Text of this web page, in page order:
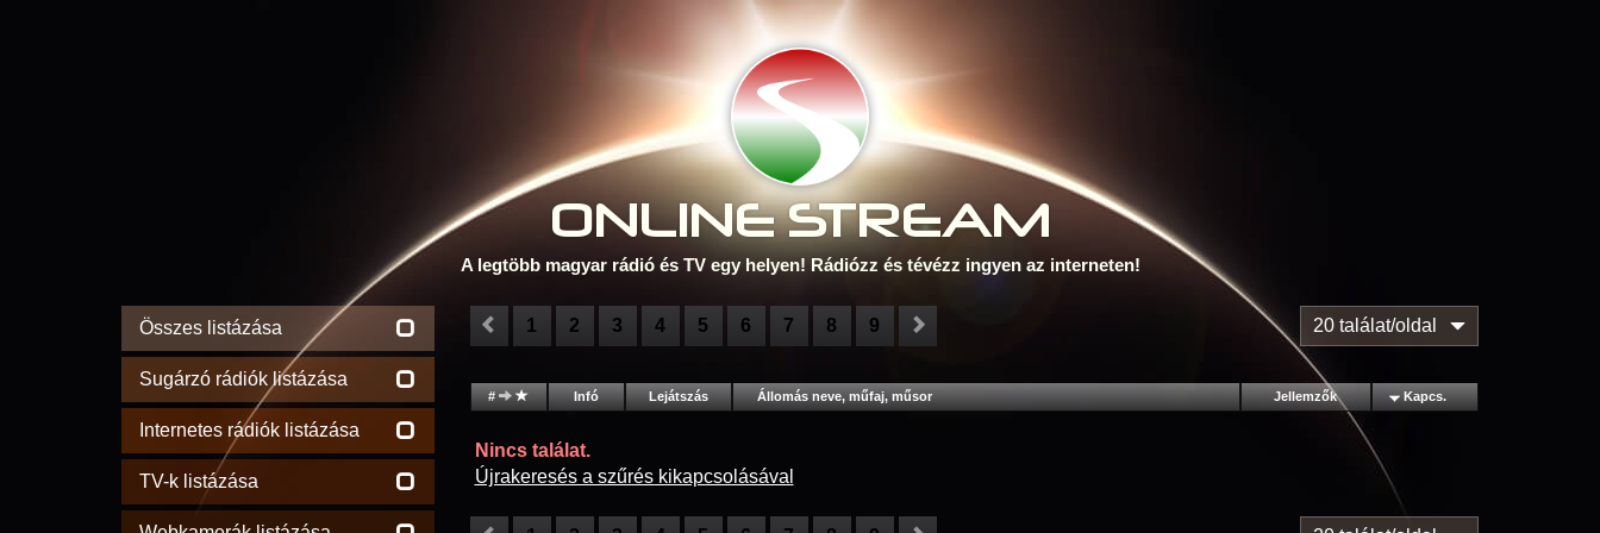
ONLINE STREAM
A legtöbb magyar rádió és TV egy helyen! Rádiózz és tévézz ingyen az interneten!
Összes listázása
Sugárzó rádiók listázása
Internetes rádiók listázása
TV-k listázása
1 2 3 4 5 6 7 8 9 20 találat/oldal
# Infó Lejátszás Állomás neve, műfaj, műsor Jellemzők Kapcs.
Nincs találat.
Újrakeresés a szűrés kikapcsolásával